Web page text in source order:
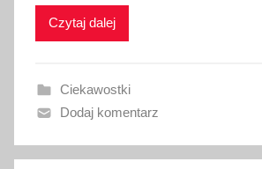
w
n
o
1
Czytaj dalej
Ciekawostki
Dodaj komentarz